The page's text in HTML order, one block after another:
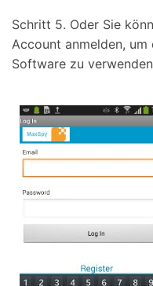
Schritt 5. Oder Sie
Account anmelden,
Software zu